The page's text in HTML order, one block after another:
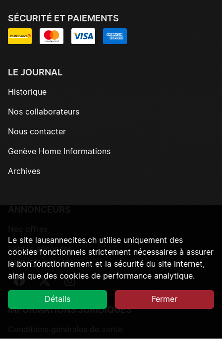
SÉCURITÉ ET PAIEMENTS
LE JOURNAL
Historique
Nos collaborateurs
Nous contacter
Genève Home Informations
Archives
Petites annonces
SUIVEZ-NOUS
Suivez-nous sur Facebook
Suivez-nous sur Twitter
Suivez-nous sur Instagram
INFORMATIONS JURIDIQUES
Le site lausannecites.ch utilise uniquement des
cookies fonctionnels strictement nécessaires à assurer
le bon fonctionnement et la sécurité du site internet,
ainsi que des cookies de performance analytique.
Détails Fermer